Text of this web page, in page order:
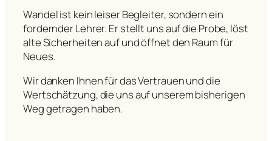
Wandel ist kein leiser Begleiter, sondern ein
fordernder Lehrer. Er stellt uns auf die Probe, löst
alte Sicherheiten auf und öffnet den Raum für
Neues.
Wir danken Ihnen für das Vertrauen und die
Wertschätzung, die uns auf unserem bisherigen
Weg getragen haben.